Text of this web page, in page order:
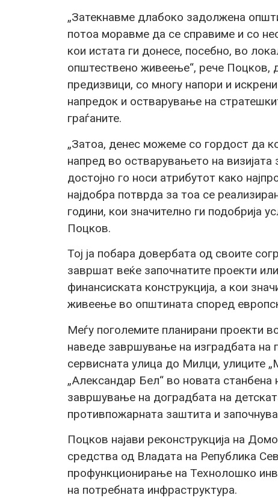
„Затекнавме длабоко задолжена
потоа моравме да се справиме и со
кои истата ги донесе, посебно, во
општествено живеење“, рече Поцков,
предизвици, со многу напори и
напредок и остварување на
граѓаните.
„Затоа, денес можеме со гордост да
напред во остварувањето на
достојно го носи атрибутот како
најдобра потврда за тоа се
години, кои значително ги подобрија
Поцков.
Тој ја побара довербата од своите
завршат веќе започнатите проекти
финансиската конструкција, а кои
живеење во општината според
Меѓу поголемите планирани проекти
наведе завршување на изградбата на
сервисната улица до Милци, улиците
„Александар Бел“ во новата
завршување на доградбата на
противпожарната заштита и
Поцков најави реконструкција на
средства од Владата на Република
профункционирање на Технолошко
на потребната инфраструктура.